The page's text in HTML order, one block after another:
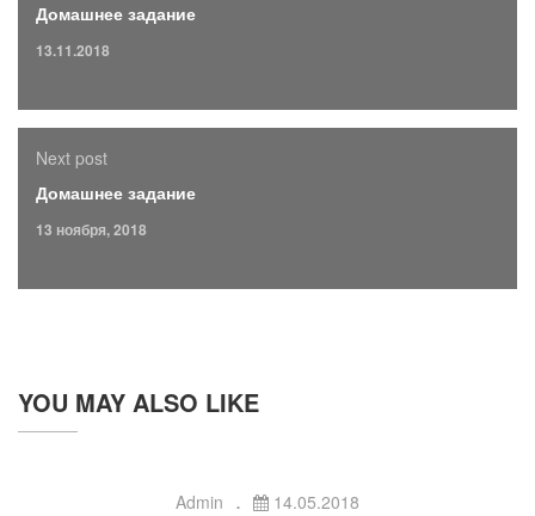
Домашнее задание
13.11.2018
Next post
Домашнее задание
13 ноября, 2018
YOU MAY ALSO LIKE
Admin 14.05.2018